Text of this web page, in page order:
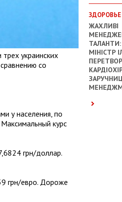
ЗДОРОВЬЕ
ЖАХЛИВІ
МІНІСТР
украинских
со
у населения, по
курс
грн/доллар.
грн/евро. Дороже